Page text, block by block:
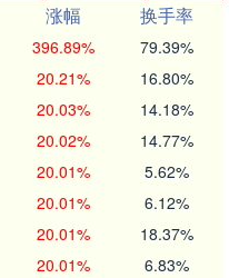
涨幅
换手率
396.89% 79.39%
20.21% 16.80%
20.03% 14.18%
20.02% 14.77%
20.01% 5.62%
20.01% 6.12%
20.01% 18.37%
20.01% 6.83%